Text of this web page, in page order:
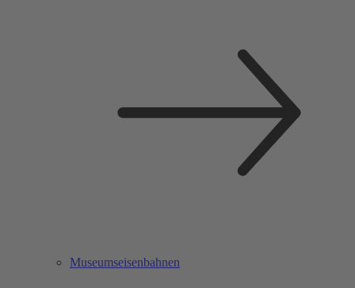
Museumseisenbahnen